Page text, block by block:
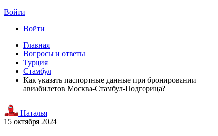
Войти
Войти
Главная
Вопросы и ответы
Турция
Стамбул
Как указать паспортные данные при бронировании
авиабилетов Москва-Стамбул-Подгорица?
Наталья
15 октября 2024